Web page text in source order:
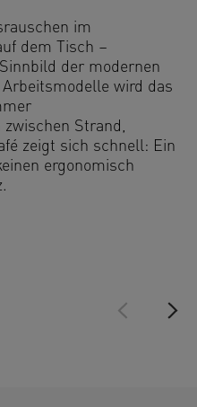
im
dem Tisch –
der modernen
wird das
Strand,
zeigt sich schnell: Ein
ergonomisch